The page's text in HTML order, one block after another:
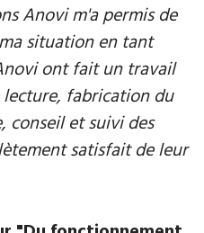
Anovi m'a permis de
situation en tant
ont fait un travail
fabrication du
et suivi des
satisfait de leur